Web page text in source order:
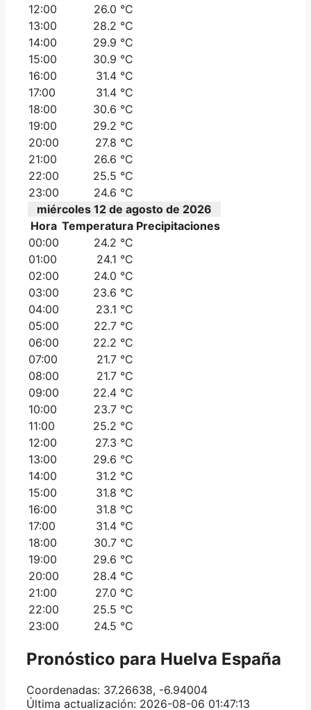
12:00
26.0 °C
13:00
28.2 °C
14:00
29.9 °C
15:00
30.9 °C
16:00
31.4 °C
17:00
31.4 °C
18:00
30.6 °C
19:00
29.2 °C
20:00
27.8 °C
21:00
26.6 °C
22:00
25.5 °C
23:00
24.6 °C
miércoles 12 de agosto de 2026
Hora Temperatura Precipitaciones
00:00
24.2 °C
01:00
24.1 °C
02:00
24.0 °C
03:00
23.6 °C
04:00
23.1 °C
05:00
22.7 °C
06:00
22.2 °C
07:00
21.7 °C
08:00
21.7 °C
09:00
22.4 °C
10:00
23.7 °C
11:00
25.2 °C
12:00
27.3 °C
13:00
29.6 °C
14:00
31.2 °C
15:00
31.8 °C
16:00
31.8 °C
17:00
31.4 °C
18:00
30.7 °C
19:00
29.6 °C
20:00
28.4 °C
21:00
27.0 °C
22:00
25.5 °C
23:00
24.5 °C
Pronóstico para Huelva España
Coordenadas: 37.26638, -6.94004
Última actualización: 2026-08-06 01:47:13